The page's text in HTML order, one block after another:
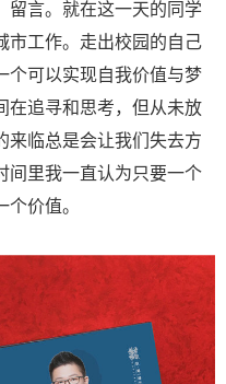
留言。就在这一天的同学
市工作。走出校园的自己
个可以实现自我价值与梦
在追寻和思考，但从未放
来临总是会让我们失去方
间里我一直认为只要一个
价值。